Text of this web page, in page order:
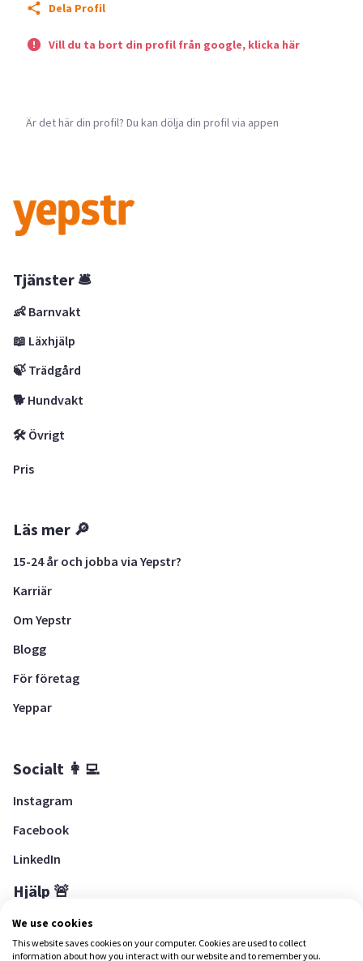
Dela Profil
Vill du ta bort din profil från google, klicka här
Är det här din profil? Du kan dölja din profil via appen
Tjänster 🛎
👶 Barnvakt
📖 Läxhjälp
🍃 Trädgård
🐕 Hundvakt
🛠 Övrigt
Pris
Läs mer 🔎
15-24 år och jobba via Yepstr?
Karriär
Om Yepstr
Blogg
För företag
Yeppar
Socialt 👩‍💻
Instagram
Facebook
LinkedIn
Hjälp 🚨
Hjälpcenter
We use cookies
This website saves cookies on your computer. Cookies are used to collect
information about how you interact with our website and to remember you.